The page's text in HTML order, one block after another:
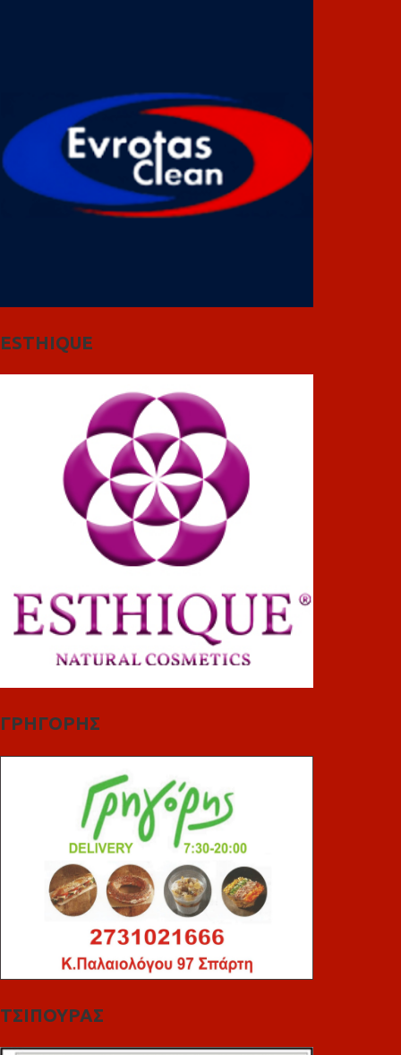
ESTHIQUE
ΓΡΗΓΟΡΗΣ
ΤΣΙΠΟΥΡΑΣ